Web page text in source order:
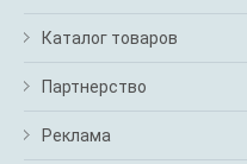
Каталог товаров
Партнерство
Реклама